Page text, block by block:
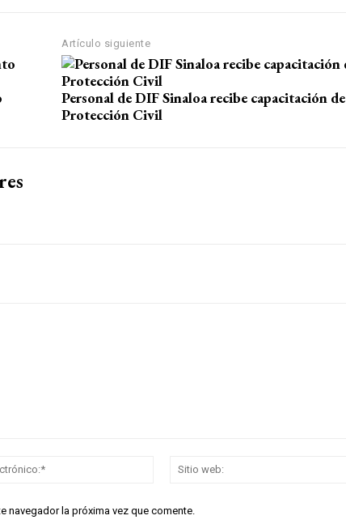
Artículo siguiente
Personal de DIF Sinaloa recibe capacitación de
Protección Civil
Correo
navegador la próxima vez que comente.